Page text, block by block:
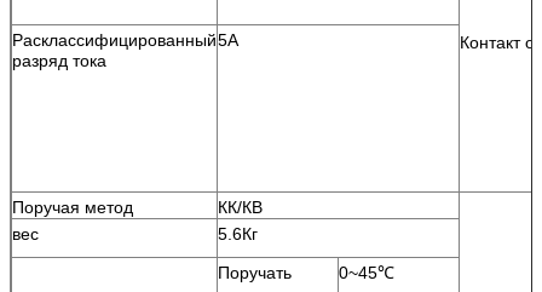
Контакт
Расклассифицированный
разряд тока
5А
Поручая метод
КК/КВ
вес
5.6Кг
Поручать 0~45℃